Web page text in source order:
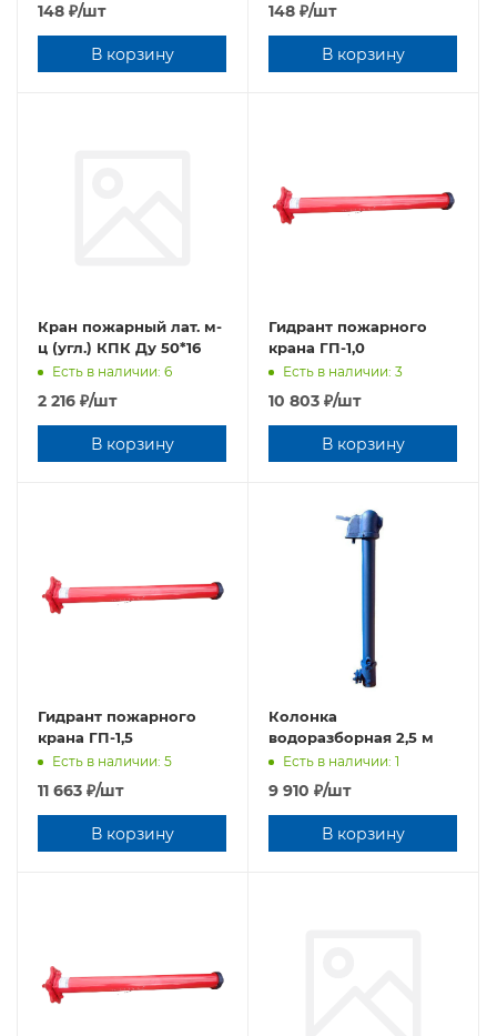
148 ₽/шт
В корзину
148 ₽/шт
В корзину
Кран пожарный лат. м-
ц (угл.) КПК Ду 50*16
Есть в наличии: 6
2 216 ₽/шт
В корзину
Гидрант пожарного
крана ГП-1,0
Есть в наличии: 3
10 803 ₽/шт
В корзину
Гидрант пожарного
крана ГП-1,5
Есть в наличии: 5
11 663 ₽/шт
В корзину
Колонка
водоразборная 2,5 м
Есть в наличии: 1
9 910 ₽/шт
В корзину